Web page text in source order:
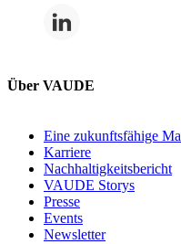
Über VAUDE
Eine zukunftsfähige
Karriere
Nachhaltigkeitsbericht
VAUDE Storys
Presse
Events
Newsletter